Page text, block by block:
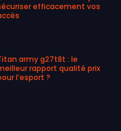
efficacement vos
army g27t8t : le
rapport qualité prix
l’esport ?